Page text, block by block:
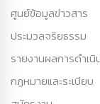
ศูนย์ข้อมูลข่าวสาร
ประมวลจริยธรรม
รายงานผลการดำเนิ
กฏหมายและระเบียบ